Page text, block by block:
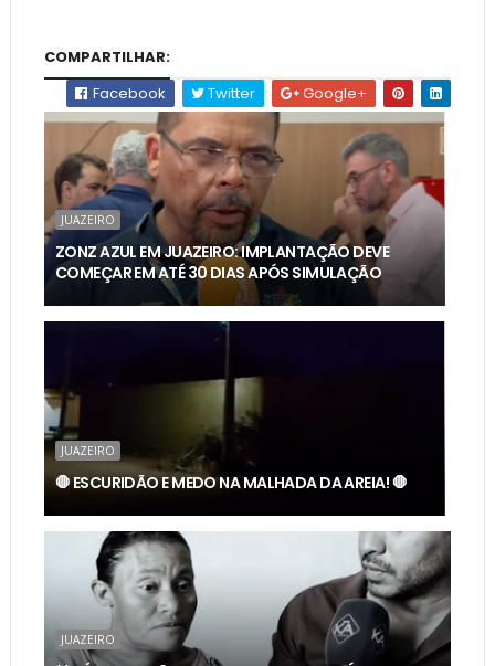
COMPARTILHAR:
Facebook
Twitter Google+
JUAZEIRO
ZONZ AZUL EM JUAZEIRO: IMPLANTAÇÃO DEVE
COMEÇAR EM ATÉ 30 DIAS APÓS SIMULAÇÃO
JUAZEIRO
🛑 ESCURIDÃO E MEDO NA MALHADA DA AREIA! 🛑
JUAZEIRO